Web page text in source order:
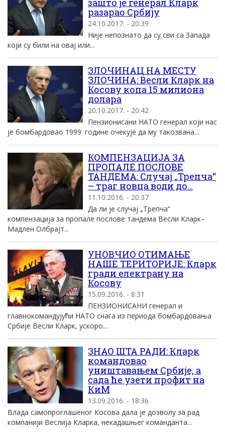
зашто је генерал Кларк
разарао Србију
24.10.2017. - 20:39
Није непознато да су сви са Запада
који су били на овај или...
ЗЛОЧИНАЦ НА МЕСТУ
ЗЛОЧИНА: Весли Кларк на
Косову копа 15 милиона
долара
20.10.2017. - 20:42
Пензионисани НАТО генерал који нас
је бомбардовао 1999. године очекује да му такозвана...
КОМПЕНЗАЦИЈА ЗА
ПРОПАЛЕ ПОСЛОВЕ
ТАНДЕМА: Случај „Трепча“
– траг новца води до…
11.10.2016. - 20:37
Да ли је случај „Трепча“
компензација за пропале послове тандема Весли Кларк–
Мадлен Олбрајт...
УНОВЧИО ОТИМАЊЕ
НАШЕ ТЕРИТОРИЈЕ: Кларк
гради електрану на
Косову
15.09.2016. - 8:31
ПЕНЗИОНИСАНИ генерал и
главнокомандујући НАТО снага из периода бомбардовања
Србије Весли Кларк, ускоро...
ЗНАО ШТА РАДИ: Кларк
командовао
уништавањем Србије, а
сада ће узети профит на
КиМ
13.09.2016. - 18:36
Влада самопроглашеног Косова дала је дозволу за рад
компанији Веслија Кларка, некадашњег команданта...